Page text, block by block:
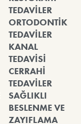
TEDAVİLER
ORTODONTİK
TEDAVİLER
KANAL
TEDAVİSİ
CERRAHİ
TEDAVİLER
SAĞLIKLI
BESLENME VE
ZAYIFLAMA